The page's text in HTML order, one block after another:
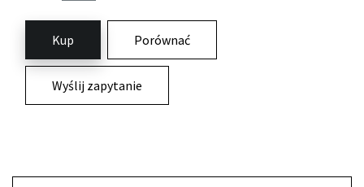
Kup Porównać
Wyślij zapytanie